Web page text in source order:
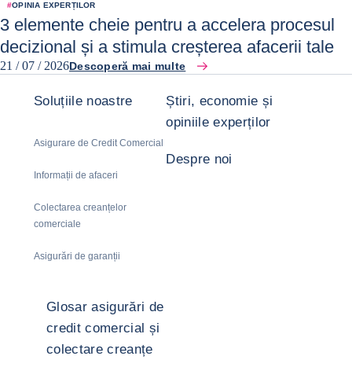
#OPINIA EXPERȚILOR
3 elemente cheie pentru a accelera procesul
decizional și a stimula creșterea afacerii tale
21 / 07 / 2026Descoperă mai multe
Soluțiile noastre
Asigurare de Credit Comercial
Informații de afaceri
Colectarea creanțelor
comerciale
Asigurări de garanții
Știri, economie și
opiniile experților
Despre noi
Glosar asigurări de
credit comercial și
colectare creanțe